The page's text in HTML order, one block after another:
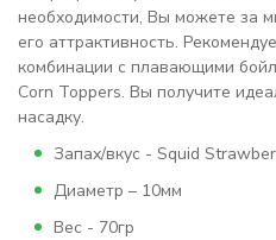
необходимости, Вы можете за
его аттрактивность.
комбинации с плавающими
Corn Toppers. Вы получите
насадку.
Запах/вкус - Squid
Диаметр – 10мм
Вес - 70гр